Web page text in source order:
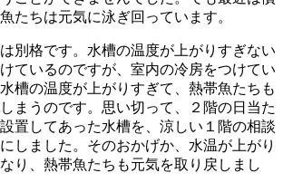
たちは元気に泳ぎ回っています。
別格です。水槽の温度が上がりすぎない
ているのですが、室内の冷房をつけてい
槽の温度が上がりすぎて、熱帯魚たちも
まうのです。思い切って、２階の日当た
置してあった水槽を、涼しい１階の相談
しました。そのおかげか、水温が上がり
り、熱帯魚たちも元気を取り戻しまし